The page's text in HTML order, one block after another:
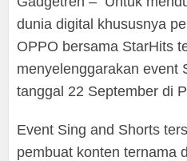
dunia digital khususnya
OPPO bersama StarHits
menyelenggarakan event
tanggal 22 September di
Event Sing and Shorts
pembuat konten ternama